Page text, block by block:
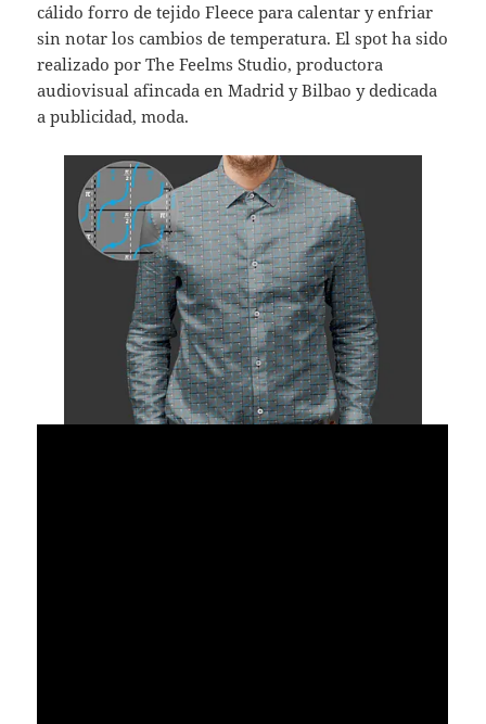
cálido forro de tejido Fleece para calentar y enfriar
sin notar los cambios de temperatura. El spot ha sido
realizado por The Feelms Studio, productora
audiovisual afincada en Madrid y Bilbao y dedicada
a publicidad, moda.